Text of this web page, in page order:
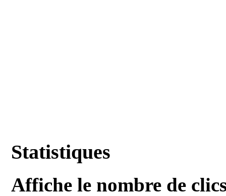
Statistiques
Affiche le nombre de